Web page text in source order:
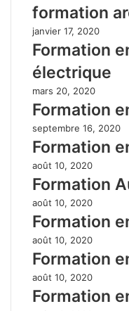
formation
janvier 17, 2020
Formation
électrique
mars 20, 2020
Formation
septembre 16, 2020
Formation
août 10, 2020
Formation
août 10, 2020
Formation
août 10, 2020
Formation
août 10, 2020
Formation